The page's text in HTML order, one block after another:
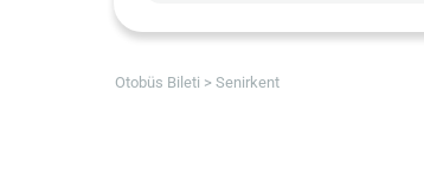
Otobüs Bileti Senirkent